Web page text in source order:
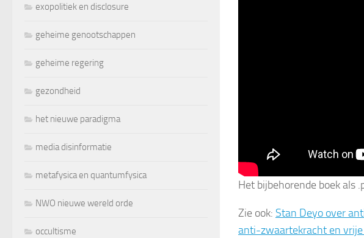
Het bijbehorende boek als
Zie ook: Stan Deyo over
anti-zwaartekracht en
exopolitiek en disclosure
geheime genootschappen
geheime regering
gezondheid
het nieuwe paradigma
media disinformatie
metafysica en quantumfysica
NWO nieuwe wereld orde
occultisme